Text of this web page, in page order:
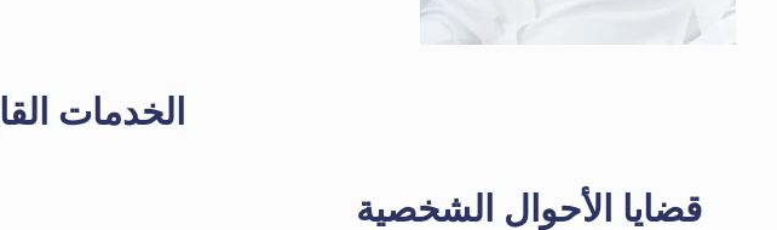
الخدمات
قضايا الأحوال الشخصية